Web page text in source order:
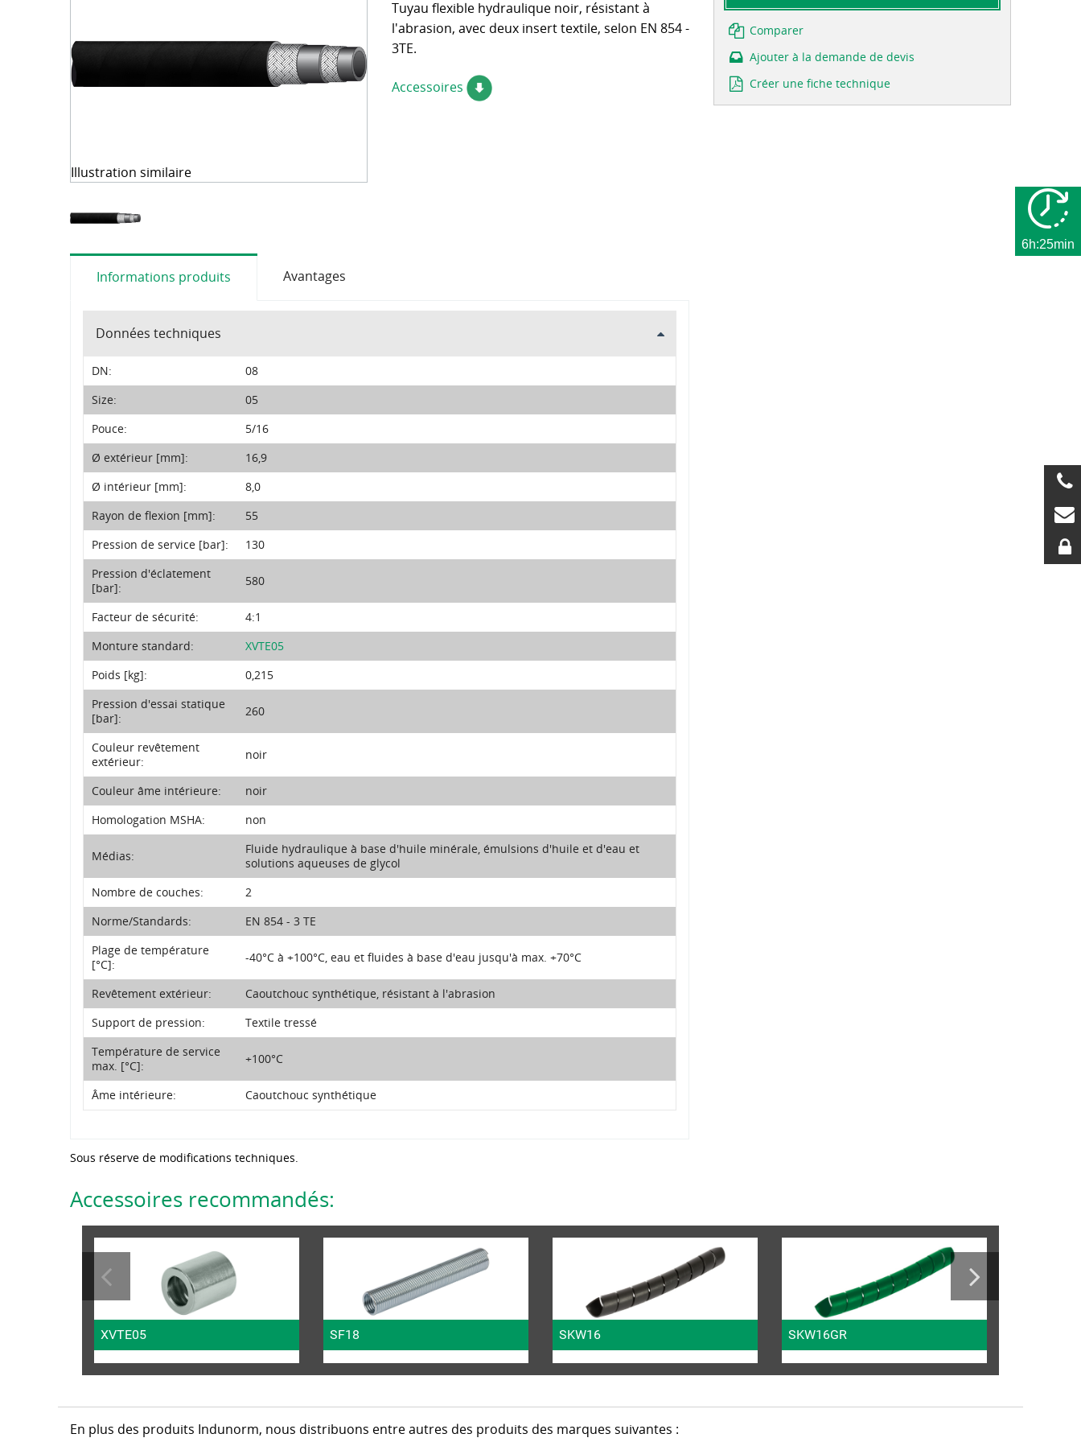
6h:25min
Robinets à boisseau sphérique et clapets
Colliers de fixation
Fluide hydraulique et accessoires
Outils
Consommables
Tableaux de cotes de sertissage
Illustration similaire
Tuyau flexible hydraulique noir, résistant à
l'abrasion, avec deux insert textile, selon EN 854 -
3TE.
Accessoires
Comparer
Ajouter à la demande de devis
Créer une fiche technique
Informations produits Avantages
Données techniques
DN:
08
Size:
05
Pouce:
5/16
Ø extérieur [mm]:
16,9
Ø intérieur [mm]:
8,0
Rayon de flexion [mm]:
55
Pression de service [bar]:
130
Pression d'éclatement
[bar]:
580
Facteur de sécurité:
4:1
Monture standard:
XVTE05
Poids [kg]:
0,215
Pression d'essai statique
[bar]:
260
Couleur revêtement
extérieur:
noir
Couleur âme intérieure:
noir
Homologation MSHA:
non
Médias:
Fluide hydraulique à base d'huile minérale, émulsions d'huile et d'eau et
solutions aqueuses de glycol
Nombre de couches:
2
Norme/Standards:
EN 854 - 3 TE
Plage de température
[°C]:
-40°C à +100°C, eau et fluides à base d'eau jusqu'à max. +70°C
Revêtement extérieur:
Caoutchouc synthétique, résistant à l'abrasion
Support de pression:
Textile tressé
Température de service
max. [°C]:
+100°C
Âme intérieure: Caoutchouc synthétique
Sous réserve de modifications techniques.
Accessoires recommandés:
XVTE05 SF18 SKW16 SKW16GR
En plus des produits Indunorm, nous distribuons entre autres des produits des marques suivantes :